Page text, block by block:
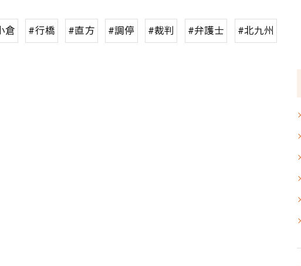
倉 #行橋 #直方 #調停 #裁判 #弁護士 #北九州